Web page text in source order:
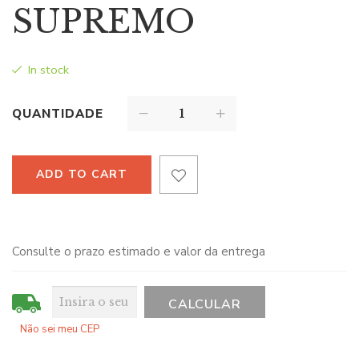
SUPREMO
In stock
QUANTIDADE
ADD TO CART
Consulte o prazo estimado e valor da entrega
Não sei meu CEP